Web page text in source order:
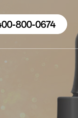
800-0674